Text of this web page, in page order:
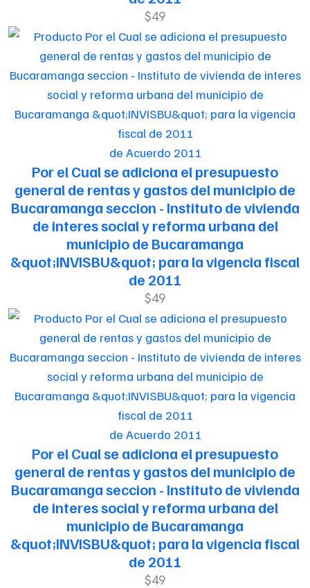
$49
de Acuerdo 2011
Por el Cual se adiciona el presupuesto
general de rentas y gastos del municipio de
Bucaramanga seccion - Instituto de vivienda
de interes social y reforma urbana del
municipio de Bucaramanga
&quot;INVISBU&quot; para la vigencia fiscal
de 2011
$49
de Acuerdo 2011
Por el Cual se adiciona el presupuesto
general de rentas y gastos del municipio de
Bucaramanga seccion - Instituto de vivienda
de interes social y reforma urbana del
municipio de Bucaramanga
&quot;INVISBU&quot; para la vigencia fiscal
de 2011
$49